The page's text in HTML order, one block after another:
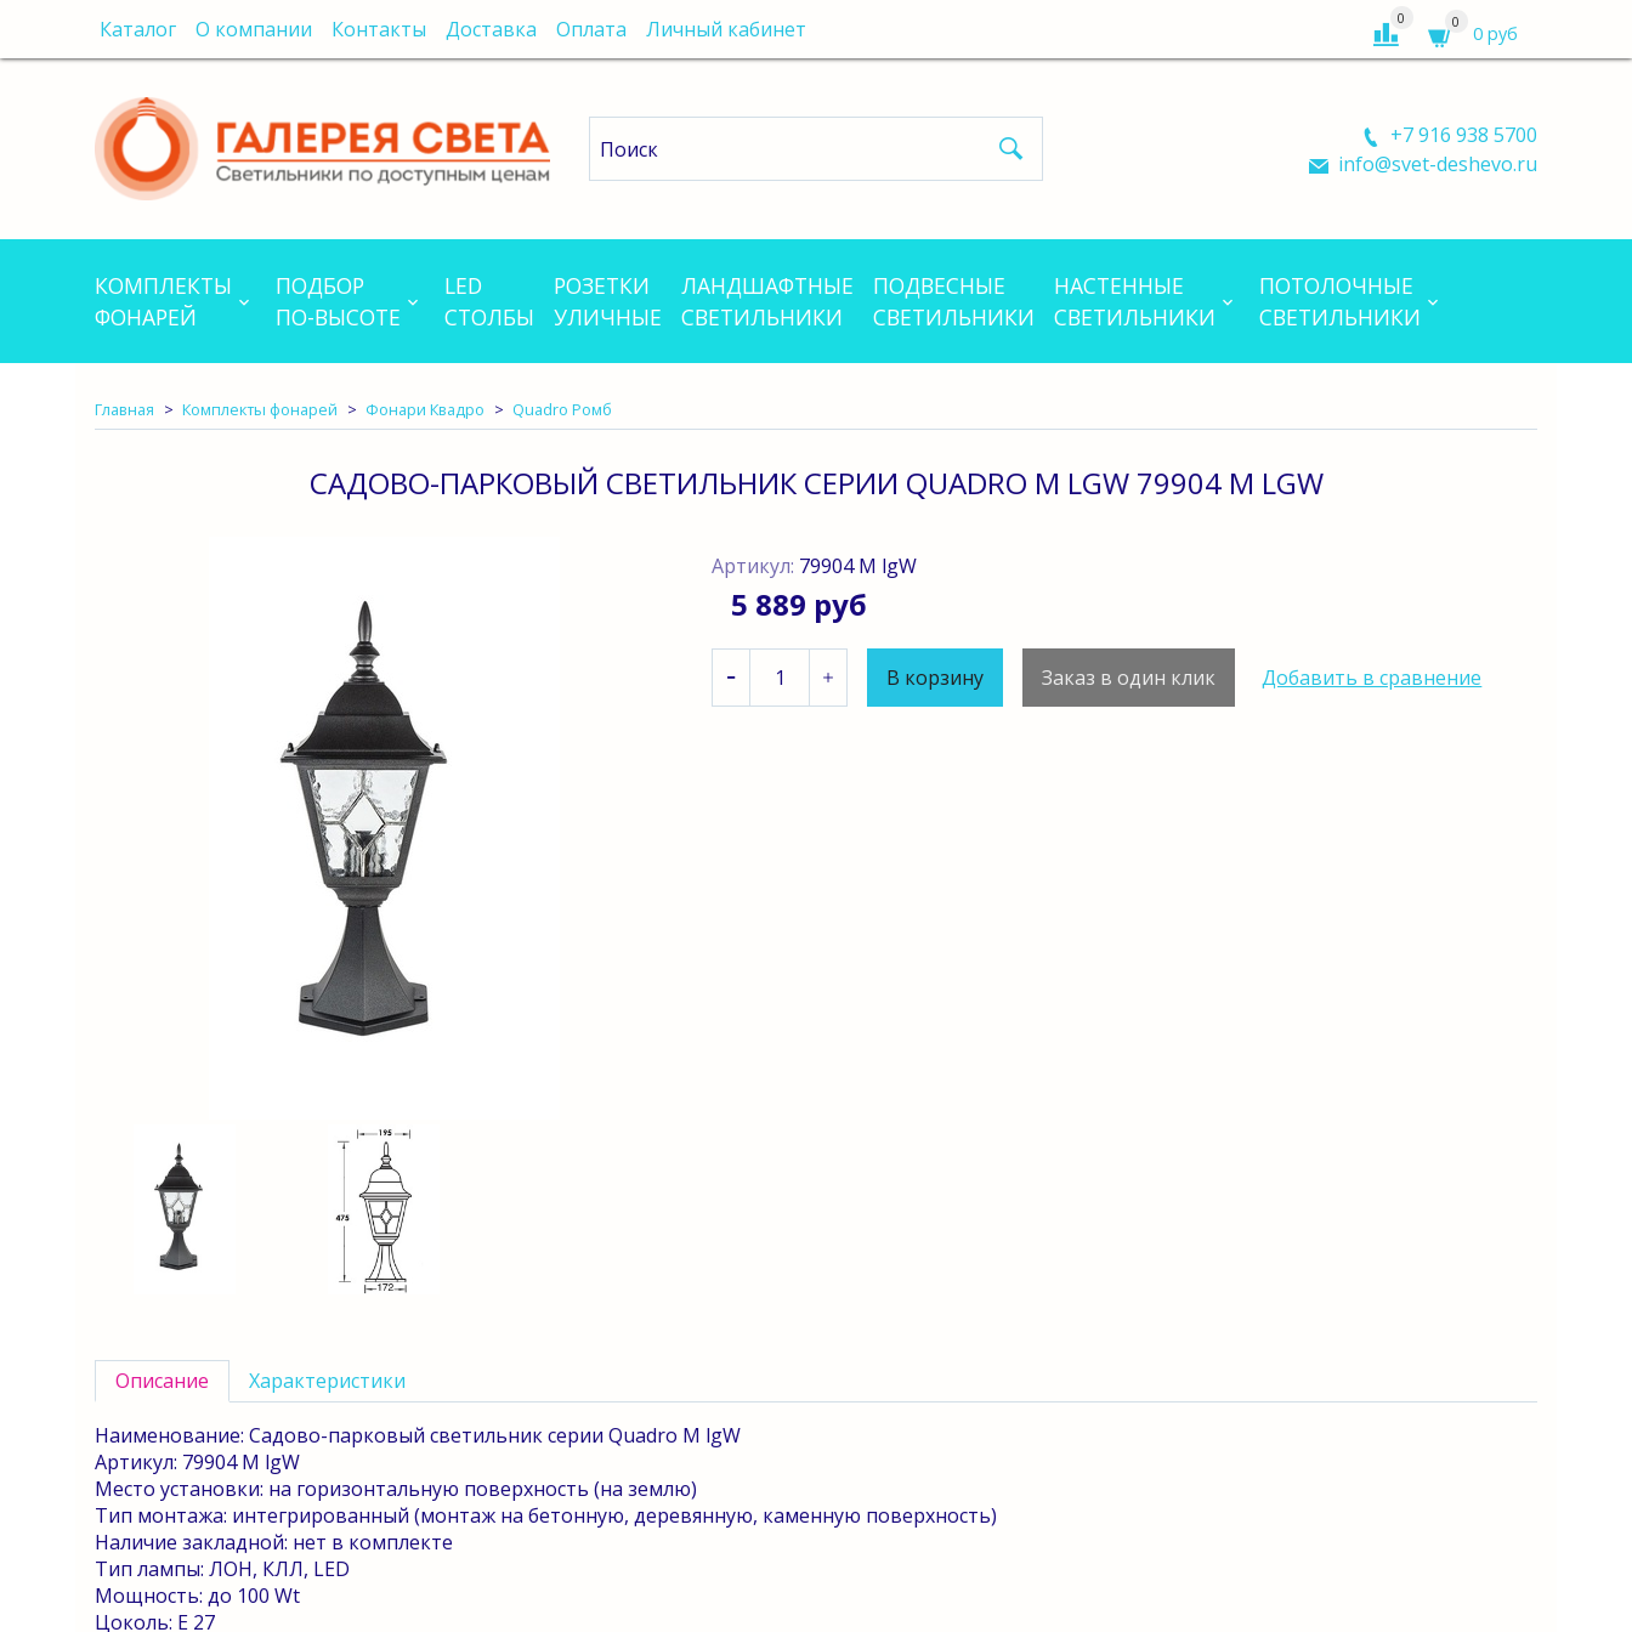
Каталог О компании Контакты Доставка Оплата Личный кабинет 0 0
0 руб
+7 916 938 5700
info@svet-deshevo.ru
КОМПЛЕКТЫ
ФОНАРЕЙ
ПОДБОР
ПО-ВЫСОТЕ
LED
СТОЛБЫ
РОЗЕТКИ
УЛИЧНЫЕ
ЛАНДШАФТНЫЕ
СВЕТИЛЬНИКИ
ПОДВЕСНЫЕ
СВЕТИЛЬНИКИ
НАСТЕННЫЕ
СВЕТИЛЬНИКИ
ПОТОЛОЧНЫЕ
СВЕТИЛЬНИКИ
Главная Комплекты фонарей Фонари Квадро Quadro Ромб
САДОВО-ПАРКОВЫЙ СВЕТИЛЬНИК СЕРИИ QUADRO M LGW 79904 M LGW
Артикул: 79904 M lgW
5 889 руб
В корзину Заказ в один клик Добавить в сравнение
Описание
Наименование: Садово-парковый светильник серии Quadro M lgW
Артикул: 79904M lgW
Место установки: на горизонтальную поверхность (на землю)
Тип монтажа: интегрированный (монтаж на бетонную, деревянную, каменную поверхность)
Наличие закладной: нет в комплекте
Тип лампы: ЛОН, КЛЛ, LED
Мощность: до 100 Wt
Цоколь: E 27
Характеристики